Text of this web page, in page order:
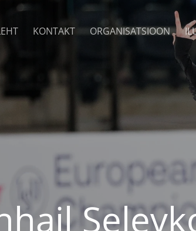
KONTAKT ORGANISATSIOON